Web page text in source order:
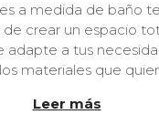
/
0
1
/
0
a medida de baño
crear un espacio
adapte a tus
materiales que
Leer más